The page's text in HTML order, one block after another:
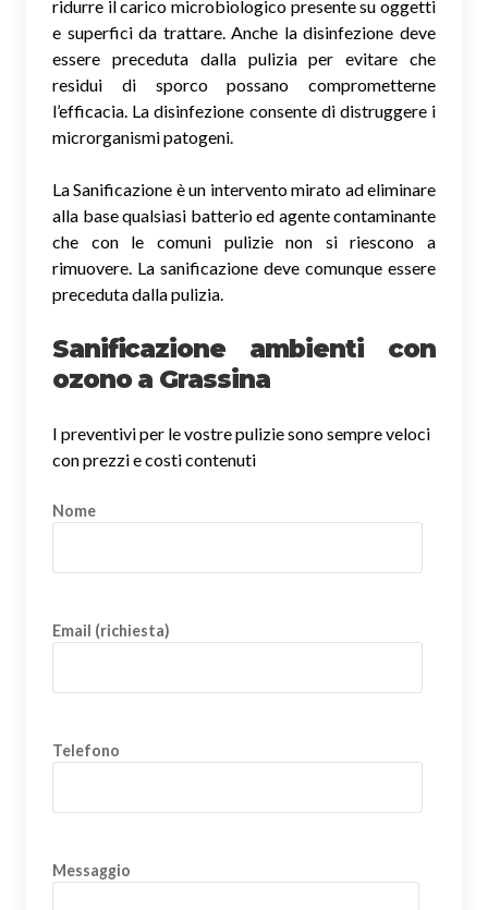
ridurre il carico microbiologico presente su oggetti
e superfici da trattare. Anche la disinfezione deve
essere preceduta dalla pulizia per evitare che
residui di sporco possano comprometterne
l’efficacia. La disinfezione consente di distruggere i
microrganismi patogeni.
La Sanificazione è un intervento mirato ad eliminare
alla base qualsiasi batterio ed agente contaminante
che con le comuni pulizie non si riescono a
rimuovere. La sanificazione deve comunque essere
preceduta dalla pulizia.
Sanificazione ambienti con
ozono a Grassina
I preventivi per le vostre pulizie sono sempre veloci
con prezzi e costi contenuti
Nome
Email (richiesta)
Telefono
Messaggio